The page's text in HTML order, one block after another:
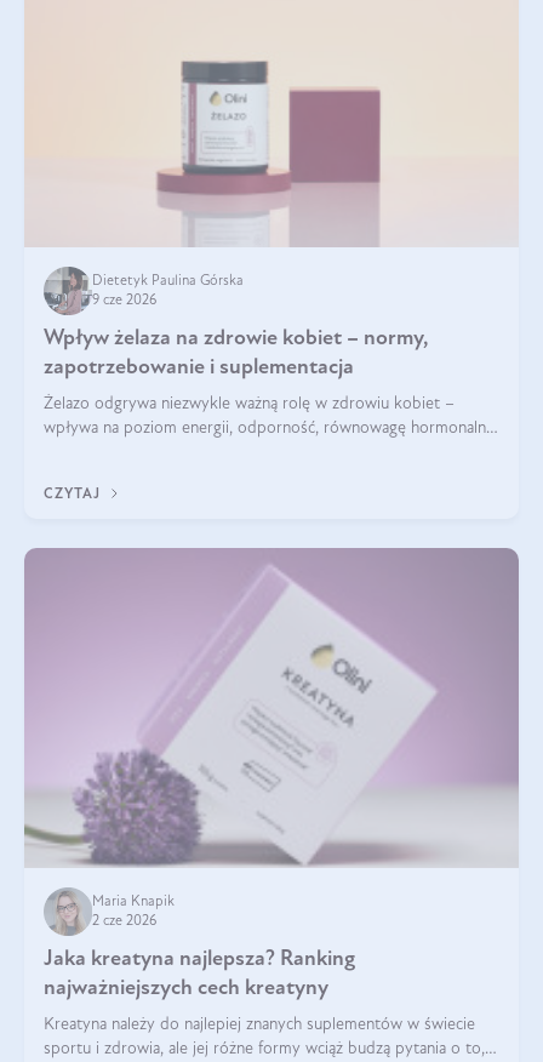
Dietetyk Paulina Górska
9 cze 2026
Wpływ żelaza na zdrowie kobiet – normy,
zapotrzebowanie i suplementacja
Żelazo odgrywa niezwykle ważną rolę w zdrowiu kobiet –
wpływa na poziom energii, odporność, równowagę hormonalną
zawrotów głowy czy problemów z
CZYTAJ
Maria Knapik
2 cze 2026
Jaka kreatyna najlepsza? Ranking
najważniejszych cech kreatyny
Kreatyna należy do najlepiej znanych suplementów w świecie
sportu i zdrowia, ale jej różne formy wciąż budzą pytania o to,